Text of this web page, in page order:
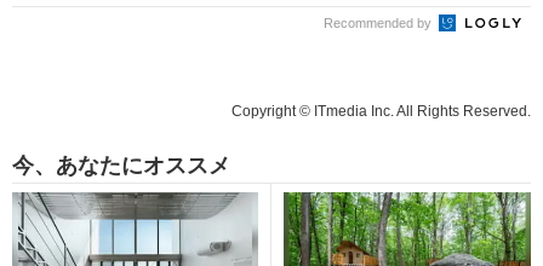
Recommended by
Copyright © ITmedia Inc. All Rights Reserved.
今、あなたにオススメ